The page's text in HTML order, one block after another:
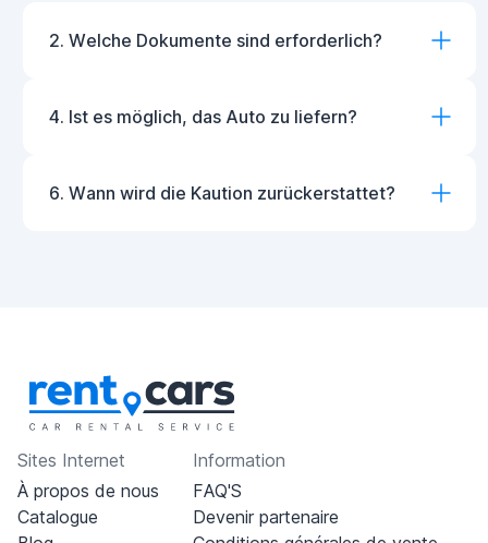
2. Welche Dokumente sind erforderlich?
4. Ist es möglich, das Auto zu liefern?
6. Wann wird die Kaution zurückerstattet?
Sites Internet
À propos de nous
Catalogue
Information
FAQ'S
Devenir partenaire